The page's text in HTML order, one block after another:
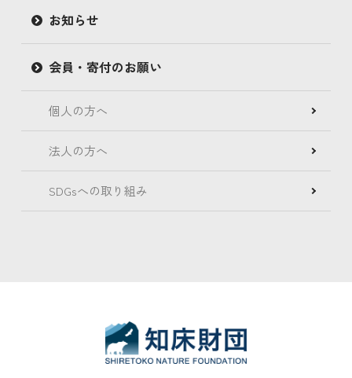
お知らせ
会員・寄付のお願い
個人の方へ
法人の方へ
SDGsへの取り組み